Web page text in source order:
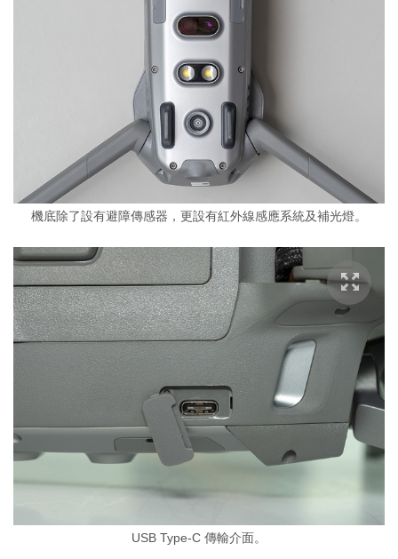
機底除了設有避障傳感器，更設有紅外線感應系統及補光燈。
USB Type-C 傳輸介面。